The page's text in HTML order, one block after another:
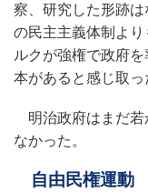
察、研究した形跡
の民主主義体制よ
ルクが強権で政府
本があると感じ取っ
明治政府はまだ若
なかった。
自由民権運動